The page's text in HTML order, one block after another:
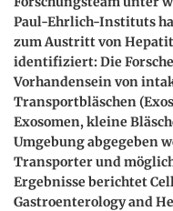
Paul-Ehrlich-Instituts
zum Austritt von
identifiziert: Die
Vorhandensein von
Transportbläschen
Exosomen, kleine
Umgebung abgegeben
Transporter und
Ergebnisse berichtet
Gastroenterology and